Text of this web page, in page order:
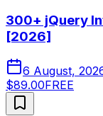
300+ jQuery
[2026]
6 August,
$89.00FREE